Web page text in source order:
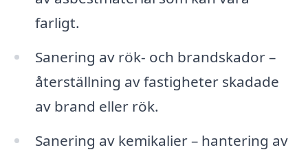
farligt.
Sanering av rök- och brandskador –
återställning av fastigheter skadade
av brand eller rök.
Sanering av kemikalier – hantering av